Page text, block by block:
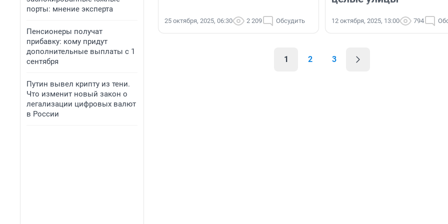
порты: мнение эксперта
Пенсионеры получат
прибавку: кому придут
дополнительные выплаты с 1
сентября
Путин вывел крипту из тени.
Что изменит новый закон о
легализации цифровых валют
в России
25 октября, 2025, 06:30 2 209 Обсудить 12 октября, 2025, 13:00 794
1 2 3